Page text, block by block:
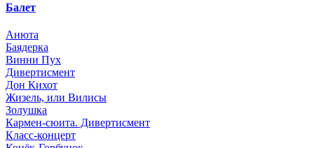
Балет
Анюта
Баядерка
Винни Пух
Дивертисмент
Дон Кихот
Жизель, или Вилисы
Золушка
Кармен-сюита. Дивертисмент
Класс-концерт